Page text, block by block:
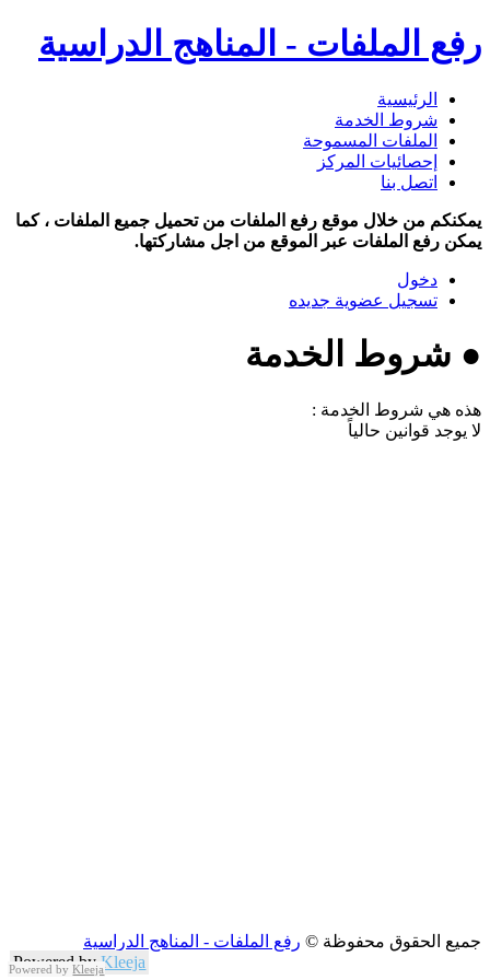
Powered byKleeja
رفع الملفات - المناهج الدراسية
الرئيسية
شروط الخدمة
الملفات المسموحة
إحصائيات المركز
اتصل بنا
يمكنكم من خلال موقع رفع الملفات من تحميل جميع الملفات ، كما
يمكن رفع الملفات عبر الموقع من اجل مشاركتها.
دخول
تسجيل عضوية جديده
● شروط الخدمة
هذه هي شروط الخدمة :
لا يوجد قوانين حالياً
جميع الحقوق محفوظة © رفع الملفات - المناهج الدراسية
Powered byKleeja